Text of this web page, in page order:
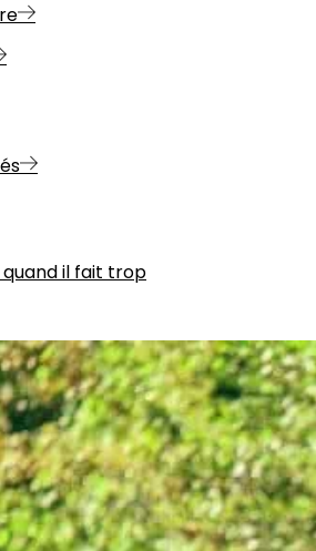
quand il fait trop